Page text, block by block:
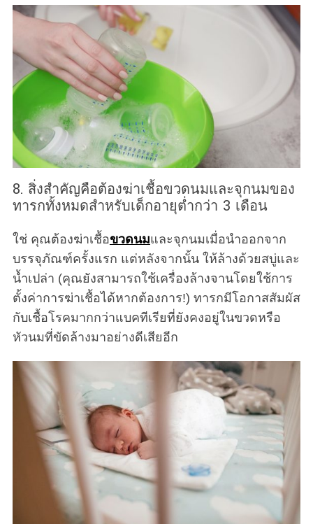
8. สิ่งสำคัญคือต้องฆ่าเชื้อขวดนมและจุกนมของ
ทารกทั้งหมดสำหรับเด็กอายุต่ำกว่า 3 เดือน
ใช่ คุณต้องฆ่าเชื้อขวดนมและจุกนมเมื่อนำออกจาก
บรรจุภัณฑ์ครั้งแรก แต่หลังจากนั้น ให้ล้างด้วยสบู่และ
น้ำเปล่า (คุณยังสามารถใช้เครื่องล้างจานโดยใช้การ
ตั้งค่าการฆ่าเชื้อได้หากต้องการ!) ทารกมีโอกาสสัมผัส
กับเชื้อโรคมากกว่าแบคทีเรียที่ยังคงอยู่ในขวดหรือ
หัวนมที่ขัดล้างมาอย่างดีเสียอีก
a
r
f
: